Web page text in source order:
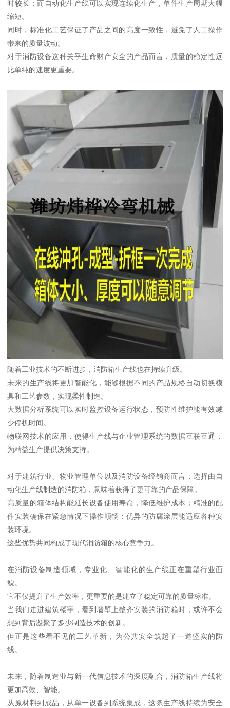
时较长；而自动化生产线可以实现连续化生产，单件生产周期大幅
缩短。
同时，标准化工艺保证了产品之间的高度一致性，避免了人工操作
带来的质量波动。
对于消防设备这种关乎生命财产安全的产品而言，质量的稳定性远
比单纯的速度更重要。
随着工业技术的不断进步，消防箱生产线也在持续升级。
未来的生产线将更加智能化，能够根据不同的产品规格自动切换模
具和工艺参数，实现柔性制造。
大数据分析系统可以实时监控设备运行状态，预防性维护能有效减
少停机时间。
物联网技术的应用，使得生产线与企业管理系统的数据互联互通，
为精益生产提供决策支持。
对于建筑行业、物业管理单位以及消防设备经销商而言，选择由自
动化生产线制造的消防箱，意味着获得了更可靠的产品保障。
高质量的箱体结构能延长设备使用寿命，降低维护成本；精准的配
件安装确保在紧急情况下操作顺畅；优异的防腐涂层能适应各种安
装环境。
这些优势共同构成了现代消防箱的核心竞争力。
在消防设备制造领域，专业化、智能化的生产线正在重塑行业面
貌。
它不仅提升了生产效率，更重要的是建立了稳定可靠的质量标准。
当我们走进建筑楼宇，看到墙壁上整齐安装的消防箱时，或许不会
想到背后凝聚了多少制造技术的创新。
但正是这些看不见的工艺革新，为公共安全筑起了一道坚实的防
线。
未来，随着制造业与新一代信息技术的深度融合，消防箱生产线将
更加高效、智能。
从原材料到成品，从单一设备到系统集成，这条生产线持续为安全